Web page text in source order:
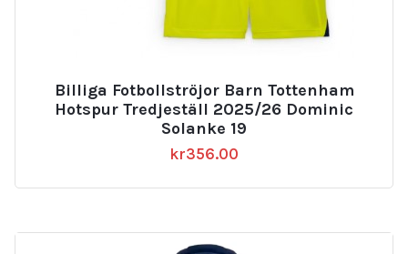
Billiga Fotbollströjor Barn Tottenham
Hotspur Tredjeställ 2025/26 Dominic
Solanke 19
kr356.00